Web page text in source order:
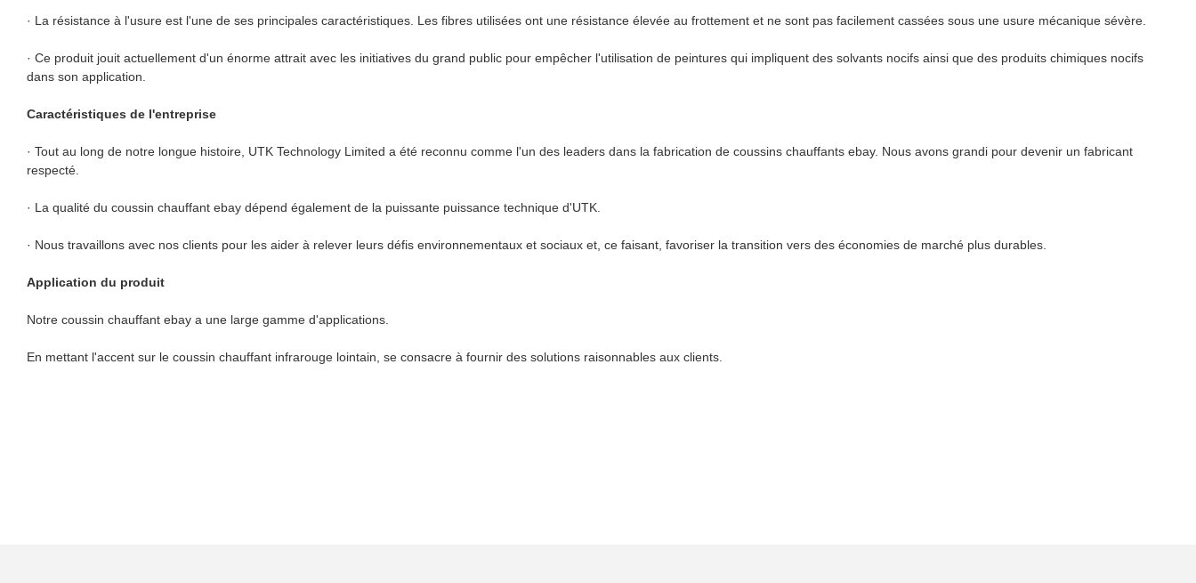
· La résistance à l'usure est l'une de ses principales caractéristiques. Les fibres utilisées ont une résistance élevée au frottement et ne sont pas facilement cassées sous une usure mécanique sévère.
· Ce produit jouit actuellement d'un énorme attrait avec les initiatives du grand public pour empêcher l'utilisation de peintures qui impliquent des solvants nocifs ainsi que des produits chimiques nocifs
dans son application.
Caractéristiques de l'entreprise
· Tout au long de notre longue histoire, UTK Technology Limited a été reconnu comme l'un des leaders dans la fabrication de coussins chauffants ebay. Nous avons grandi pour devenir un fabricant
respecté.
· La qualité du coussin chauffant ebay dépend également de la puissante puissance technique d'UTK.
· Nous travaillons avec nos clients pour les aider à relever leurs défis environnementaux et sociaux et, ce faisant, favoriser la transition vers des économies de marché plus durables.
Application du produit
Notre coussin chauffant ebay a une large gamme d'applications.
En mettant l'accent sur le coussin chauffant infrarouge lointain, se consacre à fournir des solutions raisonnables aux clients.